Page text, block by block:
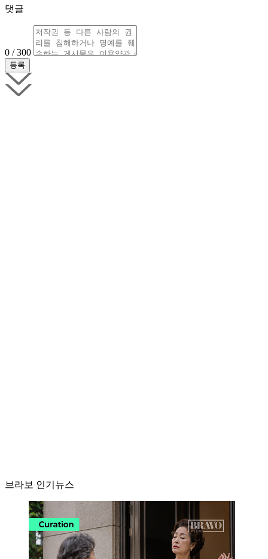
댓글
0 / 300
브라보 인기뉴스